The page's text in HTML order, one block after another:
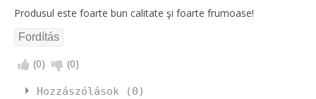
Produsul este foarte bun calitate şi foarte frumoase!
(0) (0)
Hozzászólások (0)